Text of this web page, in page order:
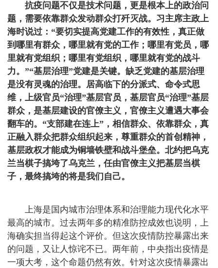
抗疫问题不仅是技术问题，更是根本上的政治问
题，需要依靠群众发动群众打歼灭战。习主席主政上
海时说过：“要切实提高党建工作的有效性，真正做
到哪里有群众，哪里就有党的工作；哪里有党员，哪
里就有党组织；哪里有党组织，哪里就有党的战斗
力。”“基层治理”党建是关键。缺乏党建的基层治理
是没有灵魂的治理。居高临下的分派式、命令式思
维，上级官员“治理”基层官员，基层官员“治理”基层
群众，是基层建设的官僚主义，官僚主义遭遇大事会
翻车的。“支部建在连上”，相信群众、依靠群众，真
正融入群众把群众组织起来，尊重群众的首创精神，
基层政权才能成为铜墙铁壁和战斗堡垒。北约把乌克
兰当棋子搞垮了乌克兰，任由官僚主义把基层当棋
子，最终搞垮的将是我们自己。
上海是国内城市治理体系和治理能力现代化水平
最高的城市。过去两年多的精准防控成效也说明，上
海确实担当得起这个评价。但这次疫情防控暴露出来
的问题，又让人惊诧不已。两年前，中央指出疫情是
一项大考，这个命题仍然有效。针对这次疫情暴露出